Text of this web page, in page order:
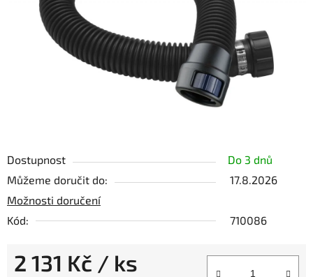
Dostupnost
Do 3 dnů
Můžeme doručit do:
17.8.2026
Možnosti doručení
Kód:
710086
2 131 Kč / ks